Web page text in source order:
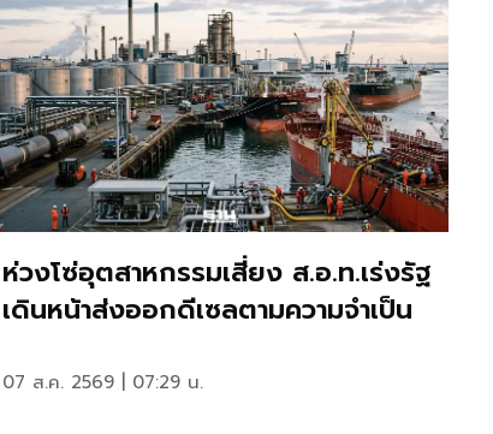
ห่วงโซ่อุตสาหกรรมเสี่ยง ส.อ.ท.เร่งรัฐ
เดินหน้าส่งออกดีเซลตามความจำเป็น
07 ส.ค. 2569 | 07:29 น.